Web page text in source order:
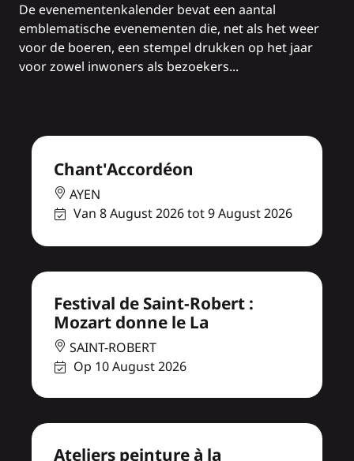
De evenementenkalender bevat een aantal
emblematische evenementen die, net als het weer
voor de boeren, een stempel drukken op het jaar
voor zowel inwoners als bezoekers...
Chant'Accordéon
AYEN
Van 8 August 2026 tot 9 August 2026
Festival de Saint-Robert :
Mozart donne le La
SAINT-ROBERT
Op 10 August 2026
Ateliers peinture à la